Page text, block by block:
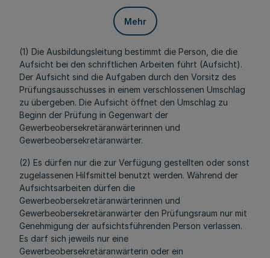
Mehr
(1) Die Ausbildungsleitung bestimmt die Person, die die
Aufsicht bei den schriftlichen Arbeiten führt (Aufsicht).
Der Aufsicht sind die Aufgaben durch den Vorsitz des
Prüfungsausschusses in einem verschlossenen Umschlag
zu übergeben. Die Aufsicht öffnet den Umschlag zu
Beginn der Prüfung in Gegenwart der
Gewerbeobersekretäranwärterinnen und
Gewerbeobersekretäranwärter.
(2) Es dürfen nur die zur Verfügung gestellten oder sonst
zugelassenen Hilfsmittel benutzt werden. Während der
Aufsichtsarbeiten dürfen die
Gewerbeobersekretäranwärterinnen und
Gewerbeobersekretäranwärter den Prüfungsraum nur mit
Genehmigung der aufsichtsführenden Person verlassen.
Es darf sich jeweils nur eine
Gewerbeobersekretäranwärterin oder ein